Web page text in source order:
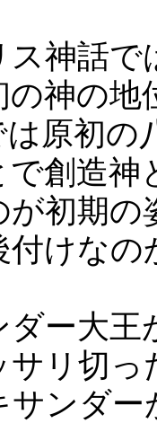
ス神話
の神の
原初の
で創造
が初期
付けな
ダー大
サリ切
サンダ